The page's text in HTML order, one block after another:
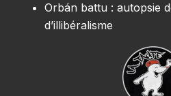
Orbán battu : autopsie
d’illibéralisme